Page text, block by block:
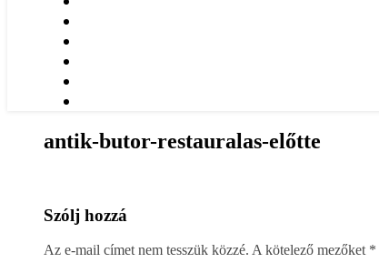
antik-butor-restauralas-előtte
Szólj hozzá
Az e-mail címet nem tesszük közzé. A kötelező mezőket *